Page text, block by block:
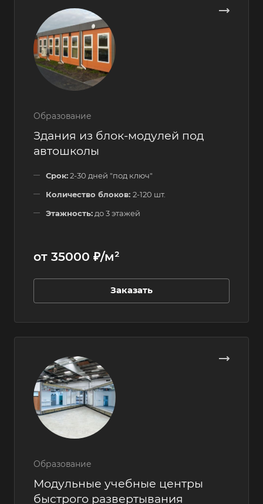
Образование
Здания из блок-модулей под
автошколы
Срок:2-30 дней "под ключ"
Количество блоков: 2-120 шт.
Этажность: до 3 этажей
от 35000 ₽/м²
Заказать
Образование
Модульные учебные центры
быстрого развертывания